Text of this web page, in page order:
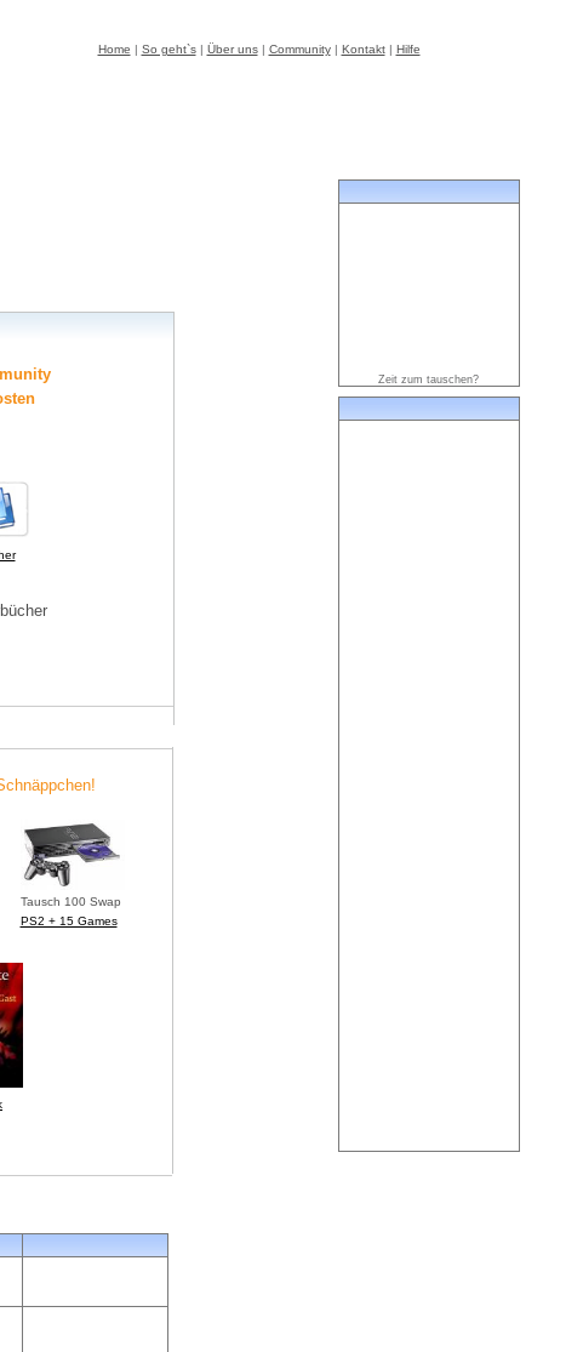
Home | So geht`s| Über uns| Community| Kontakt| Hilfe
Tausch 100 Swap
PS2 + 15 Games
Zeit zum tauschen?